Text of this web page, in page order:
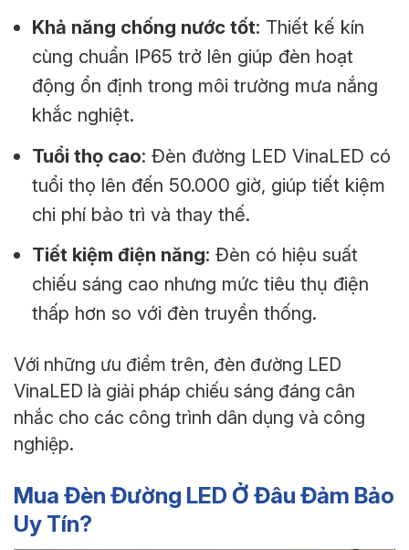
Khả năng chống nước tốt: Thiết kế kín
cùng chuẩn IP65 trở lên giúp đèn hoạt
động ổn định trong môi trường mưa nắng
khắc nghiệt.
Tuổi thọ cao: Đèn đường LED VinaLED có
tuổi thọ lên đến 50.000 giờ, giúp tiết kiệm
chi phí bảo trì và thay thế.
Tiết kiệm điện năng: Đèn có hiệu suất
chiếu sáng cao nhưng mức tiêu thụ điện
thấp hơn so với đèn truyền thống.
Với những ưu điểm trên, đèn đường LED
VinaLED là giải pháp chiếu sáng đáng cân
nhắc cho các công trình dân dụng và công
nghiệp.
Mua Đèn Đường LED Ở Đâu Đảm Bảo
Uy Tín?